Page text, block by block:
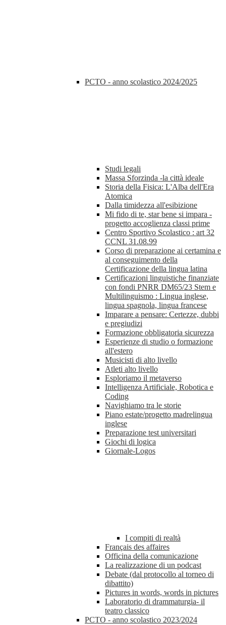
PCTO - anno scolastico 2024/2025
Studi legali
Massa Sforzinda -la città ideale
Storia della Fisica: L'Alba dell'Era
Atomica
Dalla timidezza all'esibizione
Mi fido di te, star bene si impara -
progetto accoglienza classi prime
Centro Sportivo Scolastico : art 32
CCNL 31.08.99
Corso di preparazione ai certamina e
al conseguimento della
Certificazione della lingua latina
Certificazioni linguistiche finanziate
con fondi PNRR DM65/23 Stem e
Multilinguismo : Lingua inglese,
lingua spagnola, lingua francese
Imparare a pensare: Certezze, dubbi
e pregiudizi
Formazione obbligatoria sicurezza
Esperienze di studio o formazione
all'estero
Musicisti di alto livello
Atleti alto livello
Esploriamo il metaverso
Intelligenza Artificiale, Robotica e
Coding
Navighiamo tra le storie
Piano estate/progetto madrelingua
inglese
Preparazione test universitari
Giochi di logica
Giornale-Logos
I compiti di realtà
Français des affaires
Officina della comunicazione
La realizzazione di un podcast
Debate (dal protocollo al torneo di
dibattito)
Pictures in words, words in pictures
Laboratorio di drammaturgia- il
teatro classico
PCTO - anno scolastico 2023/2024